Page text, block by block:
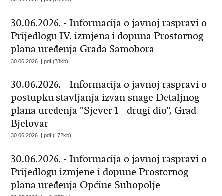
30.06.2026. - Informacija o javnoj raspravi o
Prijedlogu IV. izmjena i dopuna Prostornog
plana uređenja Grada Samobora
30.06.2026. | pdf (78kb)
30.06.2026. - Informacija o javnoj raspravi o
postupku stavljanja izvan snage Detaljnog
plana uređenja "Sjever 1 - drugi dio", Grad
Bjelovar
30.06.2026. | pdf (172kb)
30.06.2026. - Informacija o javnoj raspravi o
Prijedlogu izmjene i dopune Prostornog
plana uređenja Općine Suhopolje